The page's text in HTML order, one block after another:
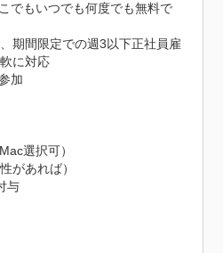
でもいつでも何度でも無料で
期間限定での週3以下正社員雇
に対応
加
選択可）
があれば）
与